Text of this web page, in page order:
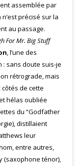
assemblée par
précisé sur la
au passage.
For Mr. Big Stuff
, l’une des
: sans doute suis-je
rétrograde, mais
de cette
hélas oubliée
du “Godfather
distillaient
leur
entre autres,
(saxophone ténor),